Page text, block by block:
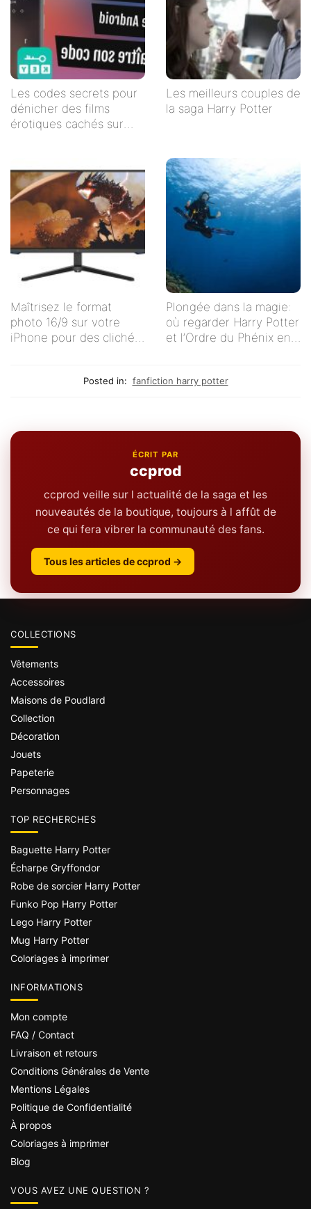
Les codes secrets pour
dénicher des films
érotiques cachés sur
Les meilleurs couples de
la saga Harry Potter
Maîtrisez le format
photo 16/9 sur votre
iPhone pour des clichés
Plongée dans la magie:
où regarder Harry Potter
et l’Ordre du Phénix en
Posted in: fanfiction harry potter
ÉCRIT PAR
ccprod
ccprod veille sur l actualité de la saga et les
nouveautés de la boutique, toujours à l affût de
ce qui fera vibrer la communauté des fans.
Tous les articles de ccprod →
COLLECTIONS
Vêtements
Accessoires
Maisons de Poudlard
Collection
Décoration
Jouets
Papeterie
Personnages
TOP RECHERCHES
Baguette Harry Potter
Écharpe Gryffondor
Robe de sorcier Harry Potter
Funko Pop Harry Potter
Lego Harry Potter
Mug Harry Potter
Coloriages à imprimer
INFORMATIONS
Mon compte
FAQ / Contact
Livraison et retours
Conditions Générales de Vente
Mentions Légales
Politique de Confidentialité
À propos
Coloriages à imprimer
Blog
VOUS AVEZ UNE QUESTION ?